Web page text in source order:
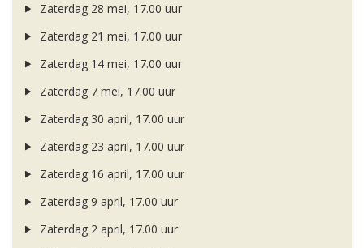
Zaterdag 28 mei, 17.00 uur
Zaterdag 21 mei, 17.00 uur
Zaterdag 14 mei, 17.00 uur
Zaterdag 7 mei, 17.00 uur
Zaterdag 30 april, 17.00 uur
Zaterdag 23 april, 17.00 uur
Zaterdag 16 april, 17.00 uur
Zaterdag 9 april, 17.00 uur
Zaterdag 2 april, 17.00 uur